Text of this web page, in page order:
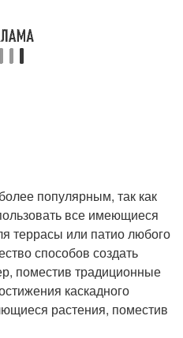
популярным, так как
все имеющиеся
террасы или патио любого
способов создать
поместив традиционные
каскадного
растения, поместив